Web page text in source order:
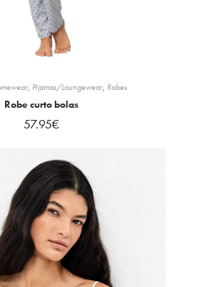
, Pijamas/Loungewear, Robes
Robe curto bolas
57.95€